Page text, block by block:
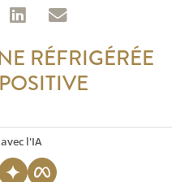
RÉFRIGÉRÉE
l'IA